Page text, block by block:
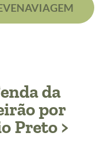
da
por
Preto >